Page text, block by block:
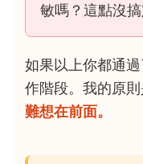
敏嗎？這點沒搞
如果以上你都通
作階段。我的原則
難想在前面。